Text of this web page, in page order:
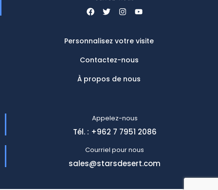
Personnalisez votre visite
Contactez-nous
À propos de nous
Appelez-nous
Tél. : +962 7 7951 2086
Courriel pour nous
sales@starsdesert.com